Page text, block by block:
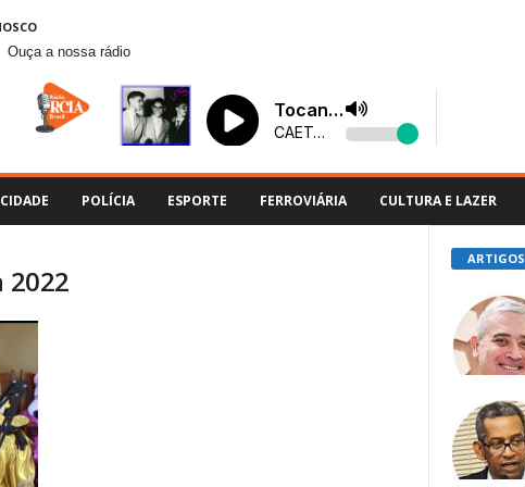
Ouça a nossa rádio
CIDADE POLÍCIA ESPORTE FERROVIÁRIA CULTURA E LAZER
2022
ARTIGOS